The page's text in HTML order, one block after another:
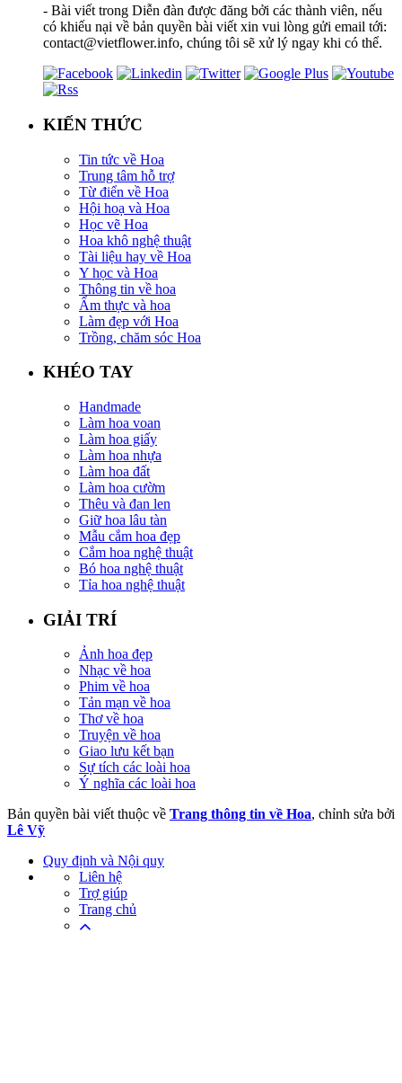
- Bài viết trong Diễn đàn được đăng bởi các thành viên, nếu
có khiếu nại về bản quyền bài viết xin vui lòng gửi email tới:
contact@vietflower.info, chúng tôi sẽ xử lý ngay khi có thể.
KIẾN THỨC
Tin tức về Hoa
Trung tâm hỗ trợ
Từ điển về Hoa
Hội hoạ và Hoa
Học vẽ Hoa
Hoa khô nghệ thuật
Tài liệu hay về Hoa
Y học và Hoa
Thông tin về hoa
Ẩm thực và hoa
Làm đẹp với Hoa
Trồng, chăm sóc Hoa
KHÉO TAY
Handmade
Làm hoa voan
Làm hoa giấy
Làm hoa nhựa
Làm hoa đất
Làm hoa cườm
Thêu và đan len
Giữ hoa lâu tàn
Mẫu cắm hoa đẹp
Cắm hoa nghệ thuật
Bó hoa nghệ thuật
Tỉa hoa nghệ thuật
GIẢI TRÍ
Ảnh hoa đẹp
Nhạc về hoa
Phim về hoa
Tản mạn về hoa
Thơ về hoa
Truyện về hoa
Giao lưu kết bạn
Sự tích các loài hoa
Ý nghĩa các loài hoa
Bản quyền bài viết thuộc về Trang thông tin về Hoa, chỉnh sửa bởi
Lê Vỹ
Quy định và Nội quy
Liên hệ
Trợ giúp
Trang chủ